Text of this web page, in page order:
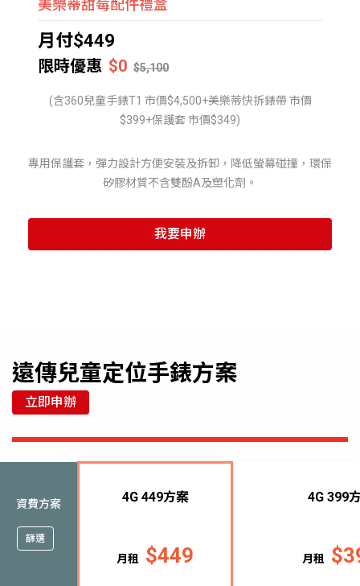
美樂蒂甜莓配件禮盒
月付$449
限時優惠 $0 $5,100
(含360兒童手錶T1 市價$4,500+美樂蒂快拆錶帶 市價
$399+保護套 市價$349)
專用保護套，彈力設計方便安裝及拆卸，降低螢幕碰撞，環保
矽膠材質不含雙酚A及塑化劑。
我要申辦
遠傳兒童定位手錶方案
立即申辦
資費方案
篩選
4G 449方案
月租 $449
4G 399
月租 $